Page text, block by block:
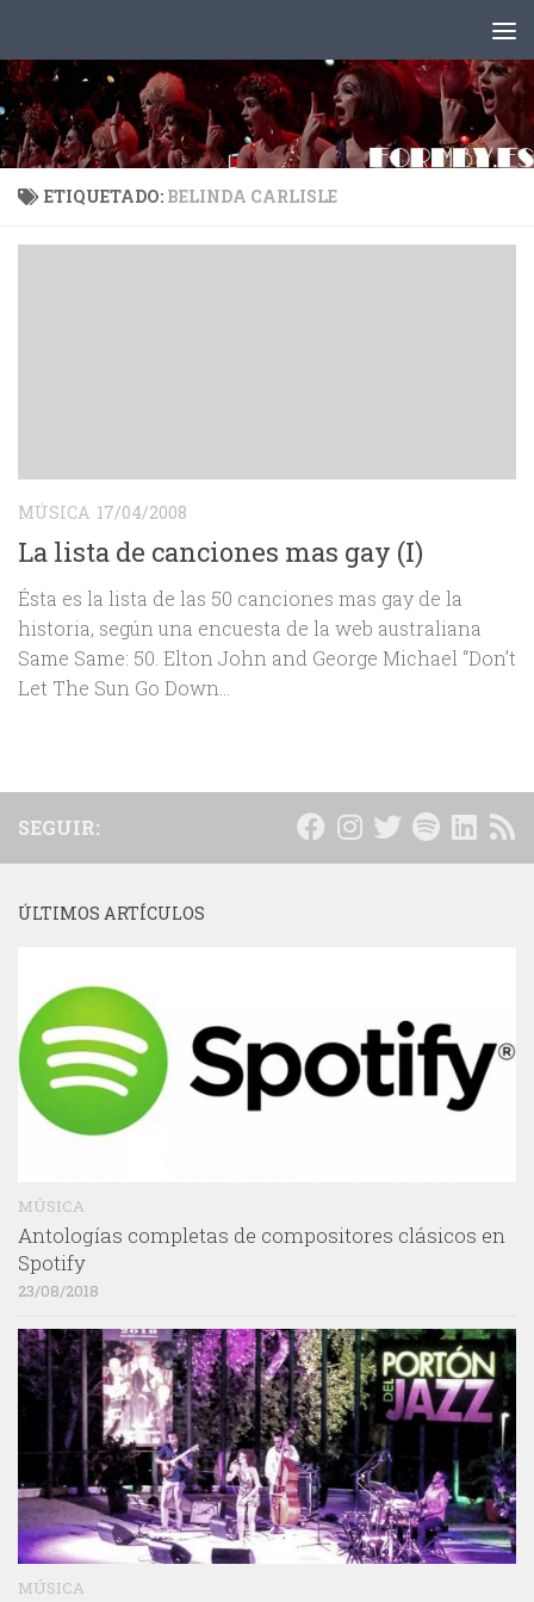
ETIQUETADO: BELINDA CARLISLE
MÚSICA 17/04/2008
La lista de canciones mas gay (I)
Ésta es la lista de las 50 canciones mas gay de la
historia, según una encuesta de la web australiana
Same Same: 50. Elton John and George Michael “Don’t
Let The Sun Go Down...
SEGUIR:
ÚLTIMOS ARTÍCULOS
MÚSICA
Antologías completas de compositores clásicos en
Spotify
23/08/2018
MÚSICA